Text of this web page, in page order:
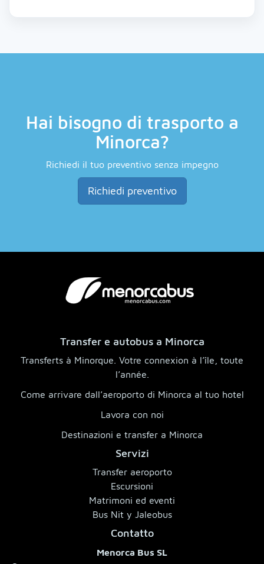
Hai bisogno di trasporto a
Minorca?
Richiedi il tuo preventivo senza impegno
Richiedi preventivo
Transfer e autobus a Minorca
Transferts à Minorque. Votre connexion à l’île, toute
l’année.
Come arrivare dall’aeroporto di Minorca al tuo hotel
Lavora con noi
Destinazioni e transfer a Minorca
Servizi
Transfer aeroporto
Escursioni
Matrimoni ed eventi
Bus Nit y Jaleobus
Contatto
Menorca Bus SL